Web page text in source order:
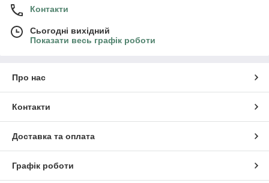
Контакти
Сьогодні вихідний
Показати весь графік роботи
Про нас
Контакти
Доставка та оплата
Графік роботи